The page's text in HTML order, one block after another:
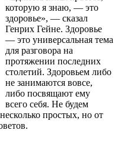
которую я знаю, — это
здоровье», — сказал
Генрих Гейне. Здоровье
— это универсальная тема
для разговора на
протяжении последних
столетий. Здоровьем либо
не занимаются вовсе,
либо посвящают ему
всего себя. Не будем
простых, но от